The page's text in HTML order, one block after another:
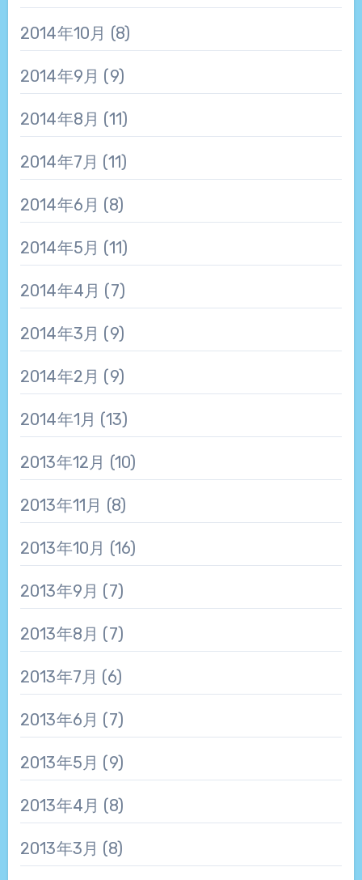
2014年10月 (8)
2014年9月 (9)
2014年8月 (11)
2014年7月 (11)
2014年6月 (8)
2014年5月 (11)
2014年4月 (7)
2014年3月 (9)
2014年2月 (9)
2014年1月 (13)
2013年12月 (10)
2013年11月 (8)
2013年10月 (16)
2013年9月 (7)
2013年8月 (7)
2013年7月 (6)
2013年6月 (7)
2013年5月 (9)
2013年4月 (8)
2013年3月 (8)